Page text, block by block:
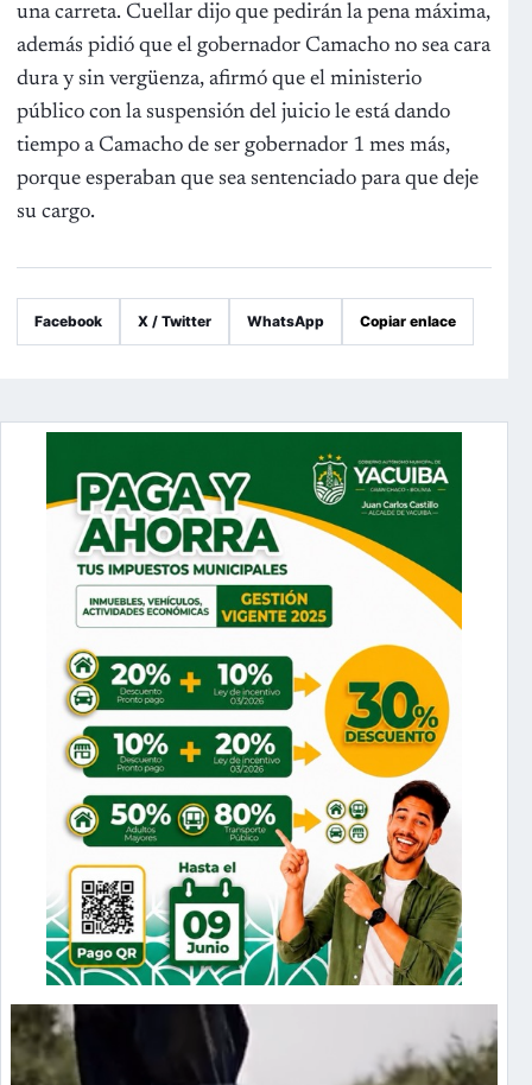
una carreta. Cuellar dijo que pedirán la pena máxima,
además pidió que el gobernador Camacho no sea cara
dura y sin vergüenza, afirmó que el ministerio
público con la suspensión del juicio le está dando
tiempo a Camacho de ser gobernador 1 mes más,
porque esperaban que sea sentenciado para que deje
su cargo.
Facebook X / Twitter WhatsApp Copiar enlace